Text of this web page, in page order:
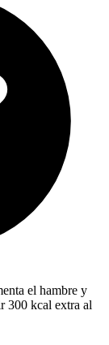
el hambre y
300 kcal extra al